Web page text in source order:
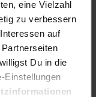
eine Vielzahl
zu verbessern
auf
Du in die
Einstellungen
mit wertigem